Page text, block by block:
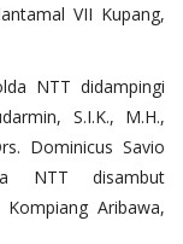
VII Kupang,
NTT didampingi
S.I.K., M.H.,
Dominicus Savio
NTT disambut
Aribawa,